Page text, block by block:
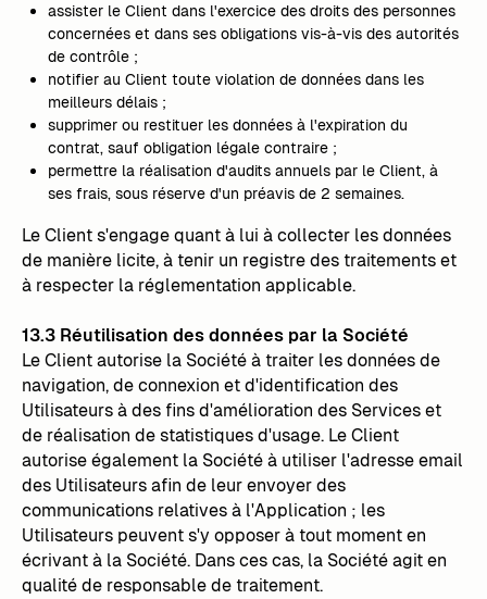
assister le Client dans l'exercice des droits des personnes
concernées et dans ses obligations vis-à-vis des autorités
de contrôle ;
notifier au Client toute violation de données dans les
meilleurs délais ;
supprimer ou restituer les données à l'expiration du
contrat, sauf obligation légale contraire ;
permettre la réalisation d'audits annuels par le Client, à
ses frais, sous réserve d'un préavis de 2 semaines.
Le Client s'engage quant à lui à collecter les données
de manière licite, à tenir un registre des traitements et
à respecter la réglementation applicable.
13.3 Réutilisation des données par la Société
Le Client autorise la Société à traiter les données de
navigation, de connexion et d'identification des
Utilisateurs à des fins d'amélioration des Services et
de réalisation de statistiques d'usage. Le Client
autorise également la Société à utiliser l'adresse email
des Utilisateurs afin de leur envoyer des
communications relatives à l'Application ; les
Utilisateurs peuvent s'y opposer à tout moment en
écrivant à la Société. Dans ces cas, la Société agit en
qualité de responsable de traitement.